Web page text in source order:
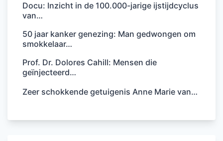
Docu: Inzicht in de 100.000-jarige ijstijdcyclus
van…
50 jaar kanker genezing: Man gedwongen om
smokkelaar…
Prof. Dr. Dolores Cahill: Mensen die
geïnjecteerd…
Zeer schokkende getuigenis Anne Marie van…